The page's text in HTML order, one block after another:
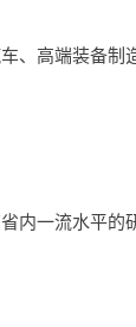
、高端装备制
内一流水平的